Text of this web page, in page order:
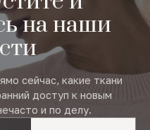
на наши
сейчас, какие ткани
доступ к новым
и по делу.